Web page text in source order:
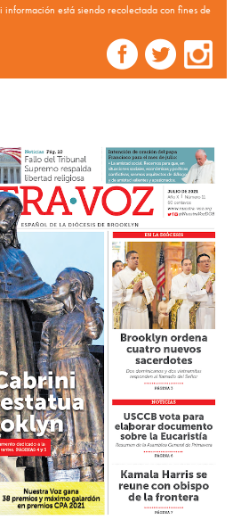
está siendo recolectada con fines de